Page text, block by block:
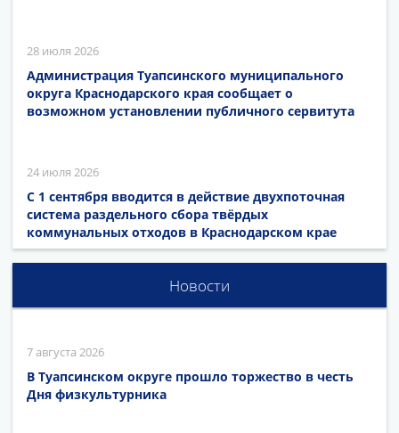
28 июля 2026
Администрация Туапсинского муниципального
округа Краснодарского края сообщает о
возможном установлении публичного сервитута
24 июля 2026
С 1 сентября вводится в действие двухпоточная
система раздельного сбора твёрдых
коммунальных отходов в Краснодарском крае
Новости
7 августа 2026
В Туапсинском округе прошло торжество в честь
Дня физкультурника